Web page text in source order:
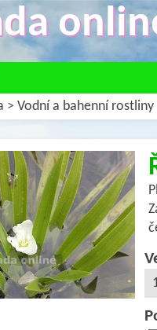
> Vodní a bahenní rostliny